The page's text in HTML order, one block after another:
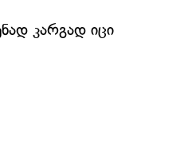
კარგად იცი